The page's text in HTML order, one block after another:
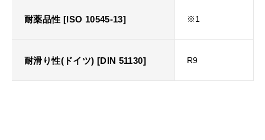
耐薬品性 [ISO 10545-13] ※1
耐滑り性(ドイツ) [DIN 51130] R9